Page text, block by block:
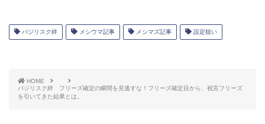
バジリスク絆 メシウマ記事 メシマズ記事 設定狙い
HOME
バジリスク絆 フリーズ確定の瞬間を見逃すな！フリーズ確定目から、祝言フリーズ
を引いてきた結果とは。